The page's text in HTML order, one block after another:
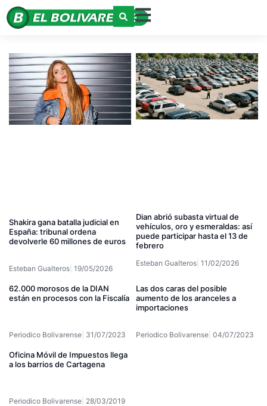
Shakira gana batalla judicial en
España: tribunal ordena
devolverle 60 millones de euros
Esteban Gualteros 19/05/2026
Dian abrió subasta virtual de
vehículos, oro y esmeraldas: así
puede participar hasta el 13 de
febrero
Esteban Gualteros 11/02/2026
62.000 morosos de la DIAN
están en procesos con la Fiscalía
Periodico Bolivarense 31/07/2023
Las dos caras del posible
aumento de los aranceles a
importaciones
Periodico Bolivarense 04/07/2023
Oficina Móvil de Impuestos llega
a los barrios de Cartagena
Periodico Bolivarense 28/03/2019